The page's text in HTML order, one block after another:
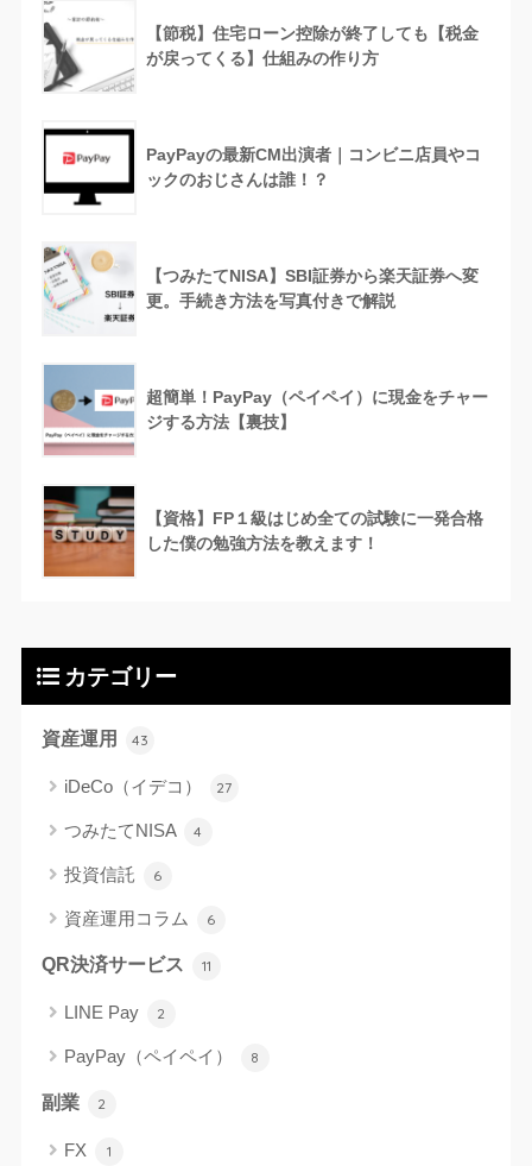
【節税】住宅ローン控除が終了しても【税金
が戻ってくる】仕組みの作り方
PayPayの最新CM出演者｜コンビニ店員やコ
ックのおじさんは誰！？
【つみたてNISA】SBI証券から楽天証券へ変
更。手続き方法を写真付きで解説
超簡単！PayPay（ペイペイ）に現金をチャー
ジする方法【裏技】
【資格】FP１級はじめ全ての試験に一発合格
した僕の勉強方法を教えます！
カテゴリー
資産運用 43
iDeCo（イデコ） 27
つみたてNISA 4
投資信託 6
資産運用コラム 6
QR決済サービス 11
LINE Pay 2
PayPay（ペイペイ） 8
副業 2
FX 1